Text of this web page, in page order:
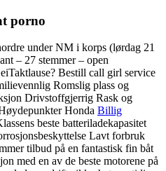
porno
under NM i korps (lørdag 21
– 27 stemmer – open
Bestill call girl service
Romslig plass og
Drivstoffgjerrig Rask og
Honda Billig
beste batteriladekapasitet
Lavt forbruk
tilbud på en fantastisk fin båt
med en av de beste motorene på